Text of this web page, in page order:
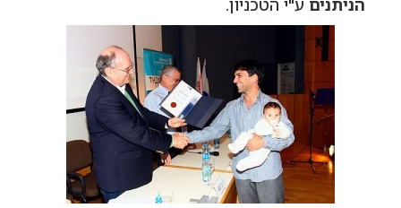
הניתנים ע"י הטכניון.